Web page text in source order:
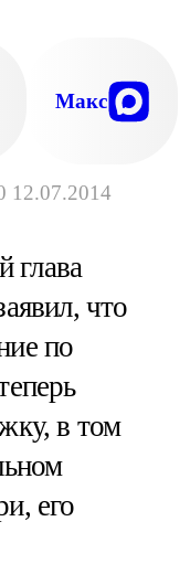
12.07.2014
Макс
что
по
в том
его